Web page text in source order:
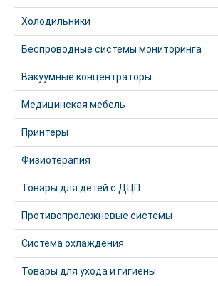
Холодильники
Беспроводные системы мониторинга
Вакуумные концентраторы
Медицинская мебель
Принтеры
Физиотерапия
Товары для детей с ДЦП
Противопролежневые системы
Система охлаждения
Товары для ухода и гигиены